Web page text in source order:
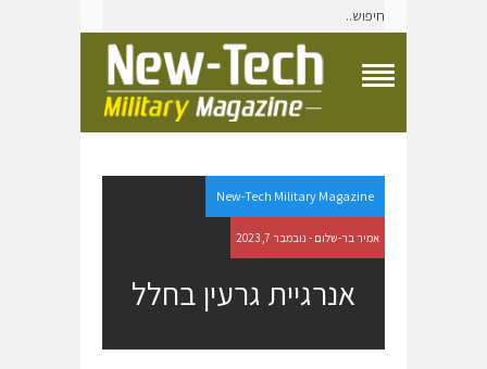
g
l
e
N
a
i
New-Tech Military Magazine
אמיר בר-שלום - נובמבר 7, 2023
אנרגיית גרעין בחלל